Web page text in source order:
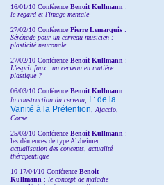
16/01/10 Conférence Benoit Kullmann :
le regard et l'image mentale
27/02/10 Conférence Pierre Lemarquis :
Sérénade pour un cerveau musicien :
plasticité neuronale
27/02/10 Conférence Benoit Kullmann :
L'esprit faux : un cerveau en matière
plastique ?
06/03/10 Conférence Benoit Kullmann :
la construction du cerveau,
I : de la
Vanité à la Prétention , Ajaccio,
Corse
25/03/10 Conférence Benoit Kullmann :
les démences de type Alzheimer :
actualisation des concepts, actualité
thérapeutique
10-17/04/10 Conférence Benoit
Kullmann : le concept de maladie